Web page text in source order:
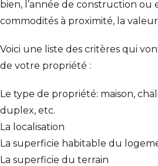
bien, l’année de construction ou
commodités à proximité, la valeur
Voici une liste des critères qui
de votre propriété :
Le type de propriété: maison,
duplex, etc.
La localisation
La superficie habitable du
La superficie du terrain